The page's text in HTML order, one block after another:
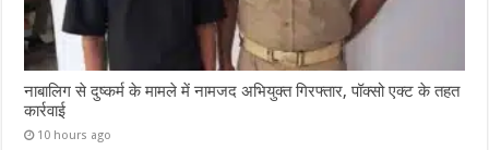
नाबालिग से दुष्कर्म के मामले में नामजद अभियुक्त गिरफ्तार, पॉक्सो एक्ट के तहत
कार्रवाई
10 hours ago